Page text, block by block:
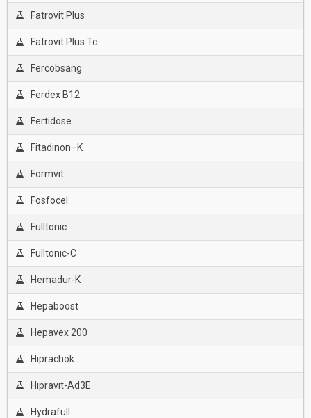
Fatrovit Plus
Fatrovit Plus Tc
Fercobsang
Ferdex B12
Fertidose
Fitadinon–K
Formvit
Fosfocel
Fulltonic
Fulltonıc-C
Hemadur-K
Hepaboost
Hepavex 200
Hıprachok
Hıpravıt-Ad3E
Hydrafull